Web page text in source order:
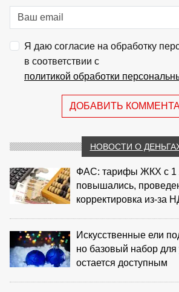
Я даю согласие на обработку
в соответствии с
политикой обработки
ДОБАВИТЬ
НОВОСТИ О
ФАС: тарифы ЖКХ с 1
повышались,
корректировка из‑за
Искусственные ели
но базовый набор
остается доступным